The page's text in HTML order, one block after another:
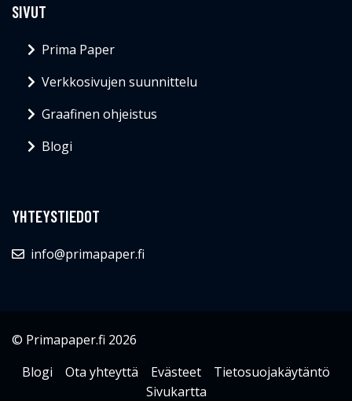
SIVUT
Prima Paper
Verkkosivujen suunnittelu
Graafinen ohjeistus
Blogi
YHTEYSTIEDOT
info@primapaper.fi
© Primapaper.fi 2026
Blogi
Ota yhteyttä Evästeet
Tietosuojakäytäntö
Sivukartta